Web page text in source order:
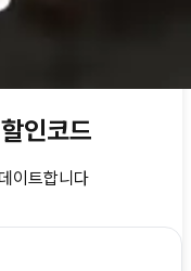
인코드
이트합니다